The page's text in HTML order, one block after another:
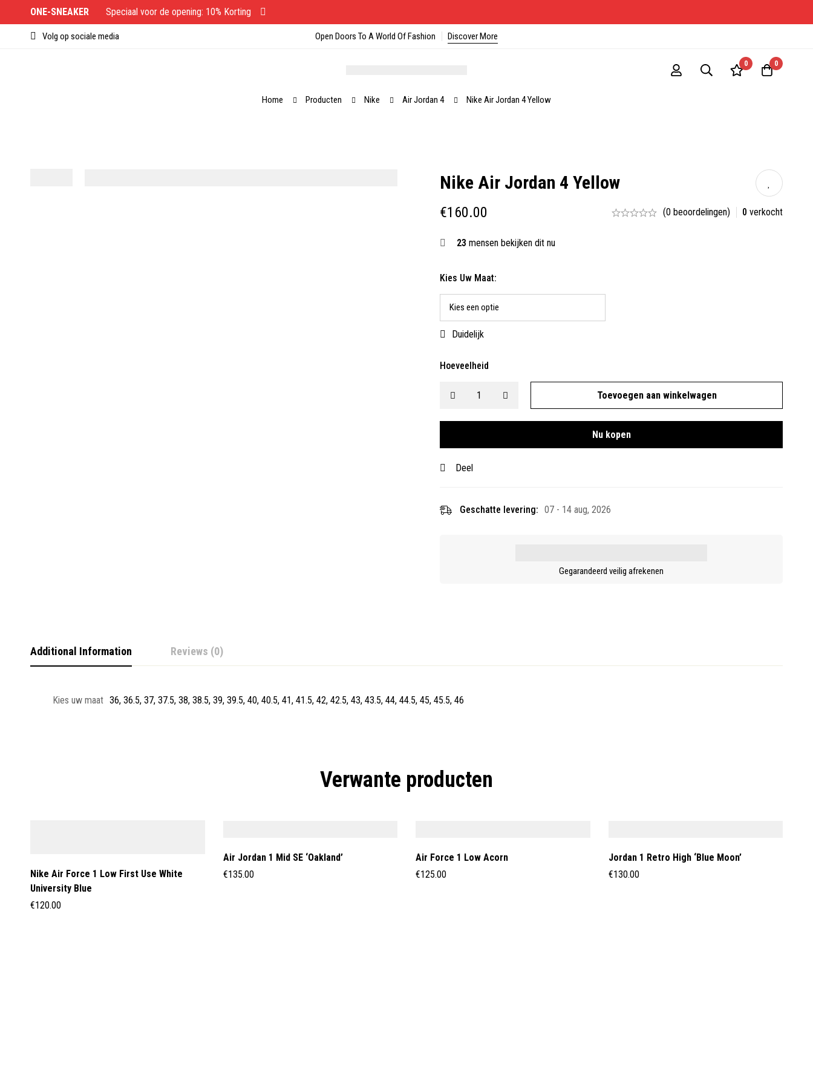
ONE-SNEAKER Speciaal voor de opening: 10% Korting
Volg op sociale media Open Doors To A World Of Fashion Discover More
0 0
Home Producten Nike Air Jordan 4 Nike Air Jordan 4 Yellow
Nike Air Jordan 4 Yellow
€160.00 (0 beoordelingen) 0 verkocht
23 mensen bekijken dit nu
Kies Uw Maat:
Duidelijk
Hoeveelheid
Toevoegen aan winkelwagen
Nu kopen
Deel
Geschatte levering: 07 - 14 aug, 2026
Gegarandeerd veilig afrekenen
Additional Information Reviews (0)
Kies uw maat 36, 36.5, 37, 37.5, 38, 38.5, 39, 39.5, 40, 40.5, 41, 41.5, 42, 42.5, 43, 43.5, 44, 44.5, 45, 45.5, 46
Verwante producten
Nike Air Force 1 Low First Use White
University Blue
€120.00
Air Jordan 1 Mid SE ‘Oakland’
€135.00
Air Force 1 Low Acorn
€125.00
Jordan 1 Retro High ‘Blue Moon’
€130.00